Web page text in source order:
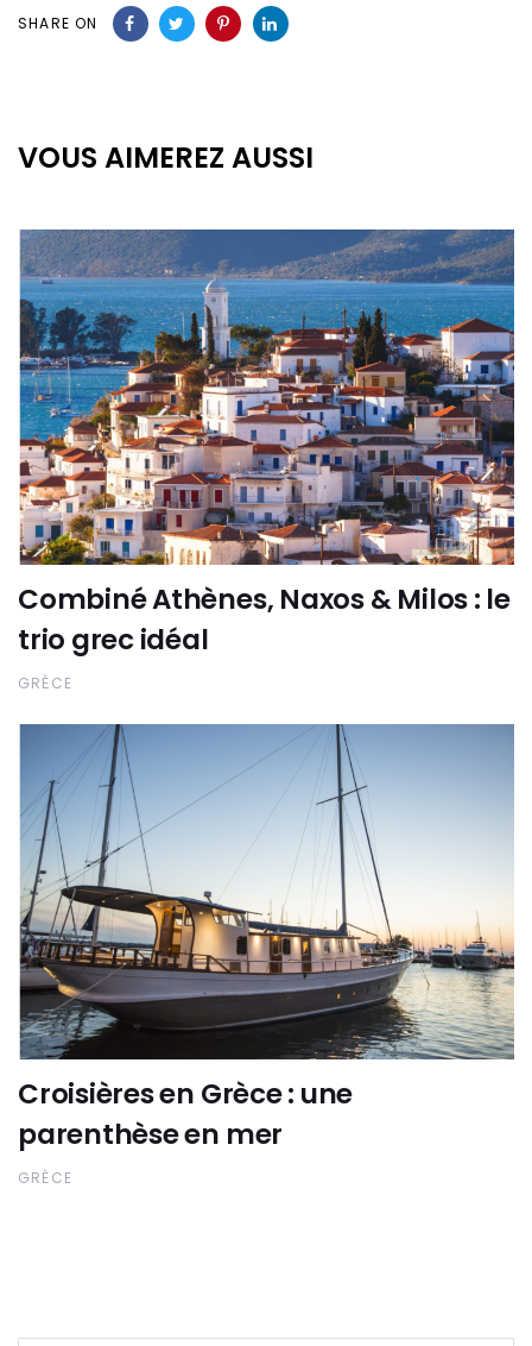
SHARE ON
VOUS AIMEREZ AUSSI
Combiné Athènes, Naxos & Milos : le
trio grec idéal
GRÈCE
Croisières en Grèce : une
parenthèse en mer
GRÈCE